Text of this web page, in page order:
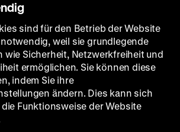
anlässlich des
Tags der Menschen mit
3. Dezember 2024
Tags der Menschen mit
Deutsche Historische Museum
zu der kostenfreien Führung
Gesellschaft und Geschichte im
sind für den Betrieb der Website
weil sie grundlegende
wie Sicherheit, Netzwerkfreiheit und
ermöglichen. Sie können diese
indem Sie ihre
ändern. Dies kann sich
Funktionsweise der Website